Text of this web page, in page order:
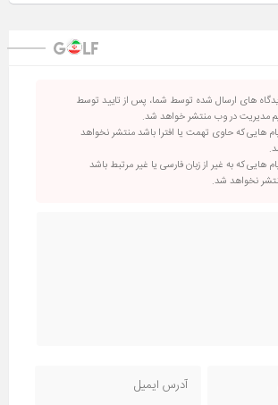
های ارسال شده توسط شما، پس از تایید توسط
مدیریت در وب منتشر خواهد شد.
هایی که حاوی تهمت یا افترا باشد منتشر نخواهد
هایی که به غیر از زبان فارسی یا غیر مرتبط باشد
نخواهد شد.